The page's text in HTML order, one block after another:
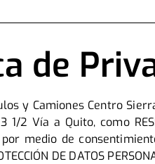
de
y Camiones Centro
1/2 Vía a Quito, como
medio de
DE DATOS